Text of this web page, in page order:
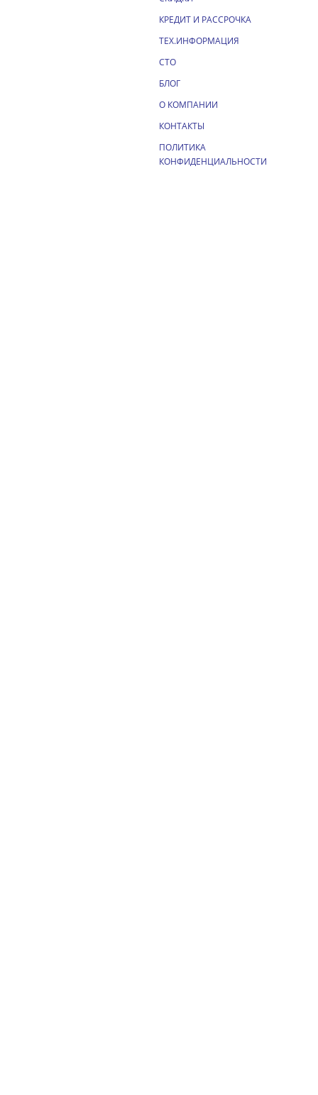
КРЕДИТ И РАССРОЧКА
ТЕХ.ИНФОРМАЦИЯ
СТО
БЛОГ
О КОМПАНИИ
КОНТАКТЫ
ПОЛИТИКА
КОНФИДЕНЦИАЛЬНОСТИ